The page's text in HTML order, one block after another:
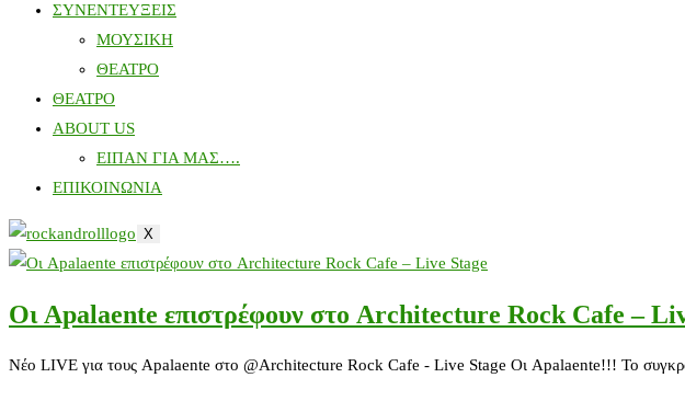
ΣΥΝΕΝΤΕΥΞΕΙΣ
ΜΟΥΣΙΚΗ
ΘΕΑΤΡΟ
ΘΕΑΤΡΟ
ABOUT US
ΕΙΠΑΝ ΓΙΑ ΜΑΣ….
ΕΠΙΚΟΙΝΩΝΙΑ
X
Οι Apalaente επιστρέφουν στο Architecture Rock Cafe –
Νέο LIVE για τους Apalaente στο @Architecture Rock Cafe - Live Stage Οι Apalaente!!! Το